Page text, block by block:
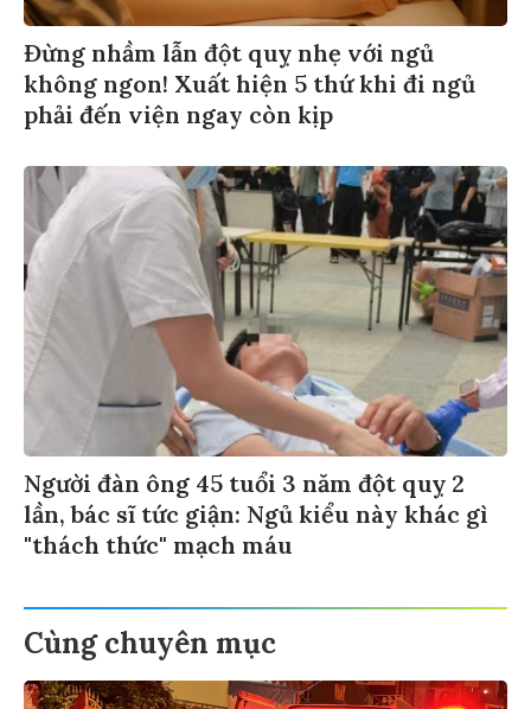
Đừng nhầm lẫn đột quỵ nhẹ với ngủ
không ngon! Xuất hiện 5 thứ khi đi ngủ
phải đến viện ngay còn kịp
Người đàn ông 45 tuổi 3 năm đột quỵ 2
lần, bác sĩ tức giận: Ngủ kiểu này khác gì
"thách thức" mạch máu
Cùng chuyên mục